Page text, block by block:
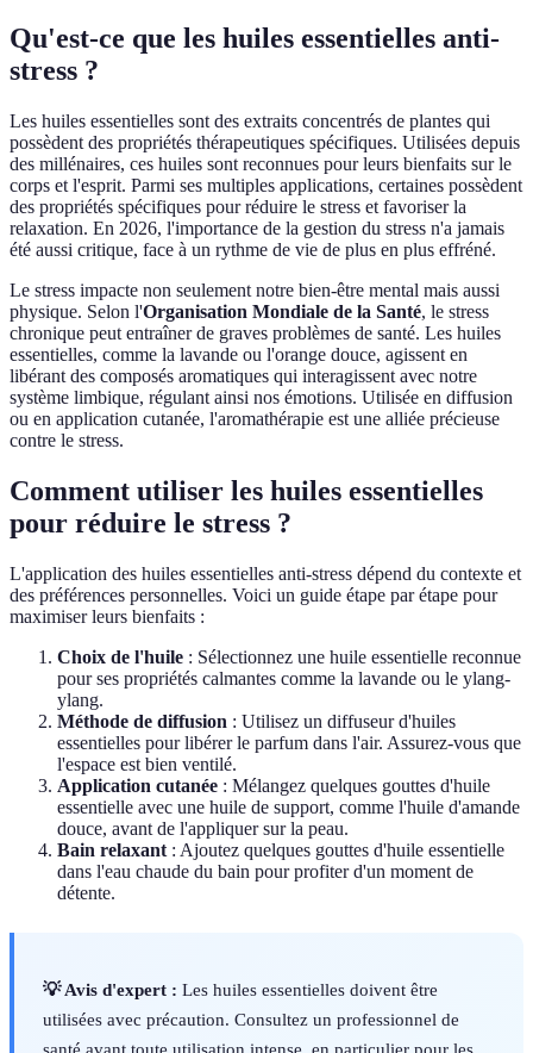
Qu'est-ce que les huiles essentielles anti-
stress ?
Les huiles essentielles sont des extraits concentrés de plantes qui
possèdent des propriétés thérapeutiques spécifiques. Utilisées depuis
des millénaires, ces huiles sont reconnues pour leurs bienfaits sur le
corps et l'esprit. Parmi ses multiples applications, certaines possèdent
des propriétés spécifiques pour réduire le stress et favoriser la
relaxation. En 2026, l'importance de la gestion du stress n'a jamais
été aussi critique, face à un rythme de vie de plus en plus effréné.
Le stress impacte non seulement notre bien-être mental mais aussi
physique. Selon l'Organisation Mondiale de la Santé, le stress
chronique peut entraîner de graves problèmes de santé. Les huiles
essentielles, comme la lavande ou l'orange douce, agissent en
libérant des composés aromatiques qui interagissent avec notre
système limbique, régulant ainsi nos émotions. Utilisée en diffusion
ou en application cutanée, l'aromathérapie est une alliée précieuse
contre le stress.
Comment utiliser les huiles essentielles
pour réduire le stress ?
L'application des huiles essentielles anti-stress dépend du contexte et
des préférences personnelles. Voici un guide étape par étape pour
maximiser leurs bienfaits :
Choix de l'huile : Sélectionnez une huile essentielle reconnue
pour ses propriétés calmantes comme la lavande ou le ylang-
ylang.
Méthode de diffusion : Utilisez un diffuseur d'huiles
essentielles pour libérer le parfum dans l'air. Assurez-vous que
l'espace est bien ventilé.
Application cutanée : Mélangez quelques gouttes d'huile
essentielle avec une huile de support, comme l'huile d'amande
douce, avant de l'appliquer sur la peau.
Bain relaxant : Ajoutez quelques gouttes d'huile essentielle
dans l'eau chaude du bain pour profiter d'un moment de
détente.
💡 Avis d'expert : Les huiles essentielles doivent être
utilisées avec précaution. Consultez un professionnel de